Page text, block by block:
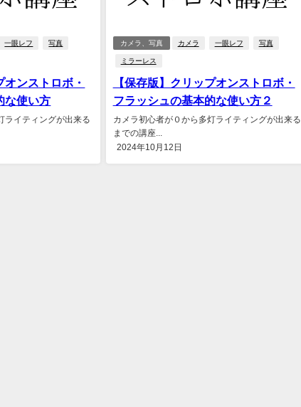
一眼レフ 写真
オンストロボ・
な使い方
ライティングが出来る
カメラ、写真 カメラ 一眼レフ 写真
ミラーレス
【保存版】クリップオンストロボ・
フラッシュの基本的な使い方２
カメラ初心者が０から多灯ライティングが出来る
までの講座...
2024年10月12日